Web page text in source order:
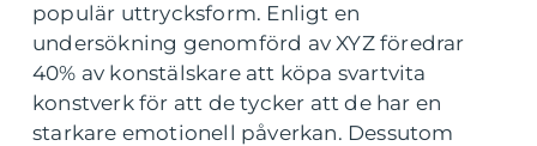
populär uttrycksform. Enligt en
undersökning genomförd av XYZ föredrar
40% av konstälskare att köpa svartvita
konstverk för att de tycker att de har en
starkare emotionell påverkan. Dessutom